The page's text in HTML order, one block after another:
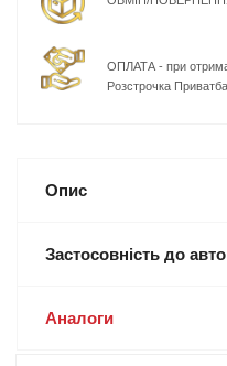
ОПЛАТА - при
Розстрочка
Опис
Застосовність до
Аналоги